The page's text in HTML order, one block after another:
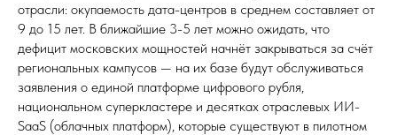
отрасли: окупаемость дата-центров в среднем составляет от
9 до 15 лет. В ближайшие 3-5 лет можно ожидать, что
дефицит московских мощностей начнёт закрываться за счёт
региональных кампусов — на их базе будут обслуживаться
заявления о единой платформе цифрового рубля,
национальном суперкластере и десятках отраслевых ИИ-
SaaS (облачных платформ), которые существуют в пилотном